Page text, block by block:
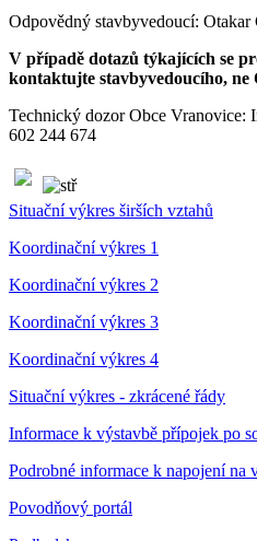
Odpovědný stavbyvedoucí: Otakar
V případě dotazů týkajících se
kontaktujte stavbyvedoucího, ne
Technický dozor Obce Vranovice:
602 244 674
Situační výkres širších vztahů
Koordinační výkres 1
Koordinační výkres 2
Koordinační výkres 3
Koordinační výkres 4
Situační výkres - zkrácené řády
Informace k výstavbě přípojek po
Podrobné informace k napojení na
Povodňový portál